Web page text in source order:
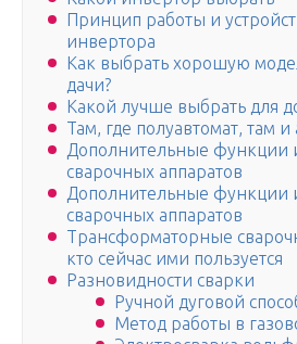
Принцип работы и
инвертора
Как выбрать хорошую
дачи?
Какой лучше выбрать для
Там, где полуавтомат, там и
Дополнительные функции
сварочных аппаратов
Дополнительные функции
сварочных аппаратов
Трансформаторные
кто сейчас ими пользуется
Разновидности сварки
Ручной дуговой
Метод работы в